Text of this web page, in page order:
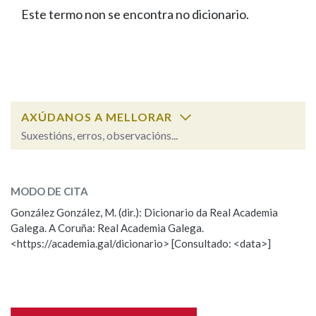
FIGURAS HOMENAXEADAS
PORTAL DAS PALABRAS
Facebook
TwitterYoutubeInstagram
Bluesky
BUSCAR NOS LEMAS
Remata por
BUSCAR NO CONTIDO
Nas definicións
Este termo non se encontra no dicionario.
AXÚDANOS A MELLORAR
Suxestións, erros, observacións...
Observación
Nome
MODO DE CITA
González González, M. (dir.): Dicionario da Real Academia
Galega. A Coruña: Real Academia Galega.
<https://academia.gal/dicionario> [Consultado: <data>]